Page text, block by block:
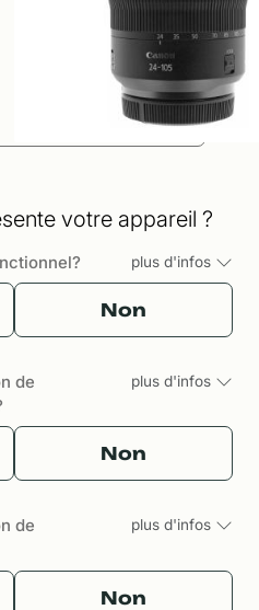
votre appareil ?
plus d'infos
Non
de
plus d'infos
Non
de
plus d'infos
Non